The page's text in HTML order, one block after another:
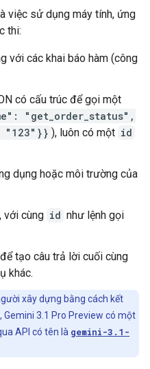
việc sử dụng máy tính, ứng
thi:
với các khai báo hàm (công
có cấu trúc để gọi một
"get_order_status",
"123"}} ), luôn có một id
dụng hoặc môi trường của
với cùng id như lệnh gọi
tạo câu trả lời cuối cùng
khác.
xây dựng bằng cách kết
Gemini 3.1 Pro Preview có một
API có tên là gemini-3.1-